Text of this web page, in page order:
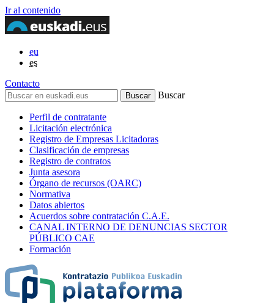
Ir al contenido
eu
es
Contacto
Buscar
Perfil de contratante
Licitación electrónica
Registro de Empresas Licitadoras
Clasificación de empresas
Registro de contratos
Junta asesora
Órgano de recursos (OARC)
Normativa
Datos abiertos
Acuerdos sobre contratación C.A.E.
CANAL INTERNO DE DENUNCIAS SECTOR
PÚBLICO CAE
Formación